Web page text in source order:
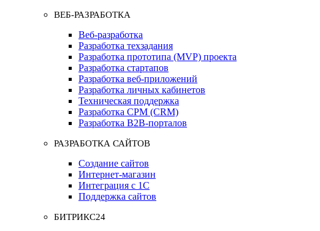
ВЕБ-РАЗРАБОТКА
Веб-разработка
Разработка техзадания
Разработка прототипа (MVP) проекта
Разработка стартапов
Разработка веб-приложений
Разработка личных кабинетов
Техническая поддержка
Разработка СРМ (CRM)
Разработка B2B-порталов
РАЗРАБОТКА САЙТОВ
Создание сайтов
Интернет-магазин
Интеграция с 1С
Поддержка сайтов
БИТРИКС24